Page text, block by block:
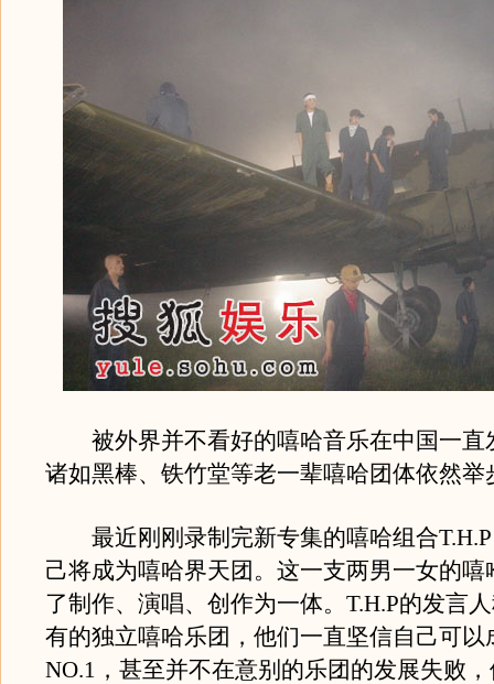
被外界并不看好的嘻哈音乐在中国一直
诸如黑棒、铁竹堂等老一辈嘻哈团体依然举
最近刚刚录制完新专集的嘻哈组合T.H.P
己将成为嘻哈界天团。这一支两男一女的嘻
了制作、演唱、创作为一体。T.H.P的发言
有的独立嘻哈乐团，他们一直坚信自己可以
NO.1，甚至并不在意别的乐团的发展失败